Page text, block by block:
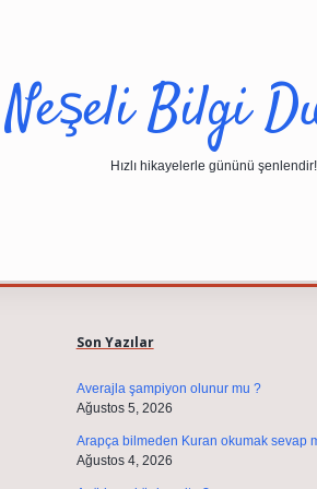
Neşeli Bilgi
Hızlı hikayelerle gününü şenlendir!
Son Yazılar
Averajla şampiyon olunur mu ?
Ağustos 5, 2026
Arapça bilmeden Kuran okumak sevap
Ağustos 4, 2026